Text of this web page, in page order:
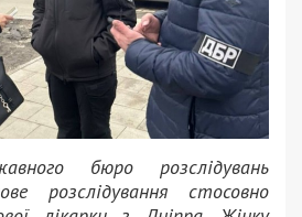
бюро розслідувань
розслідування стосовно